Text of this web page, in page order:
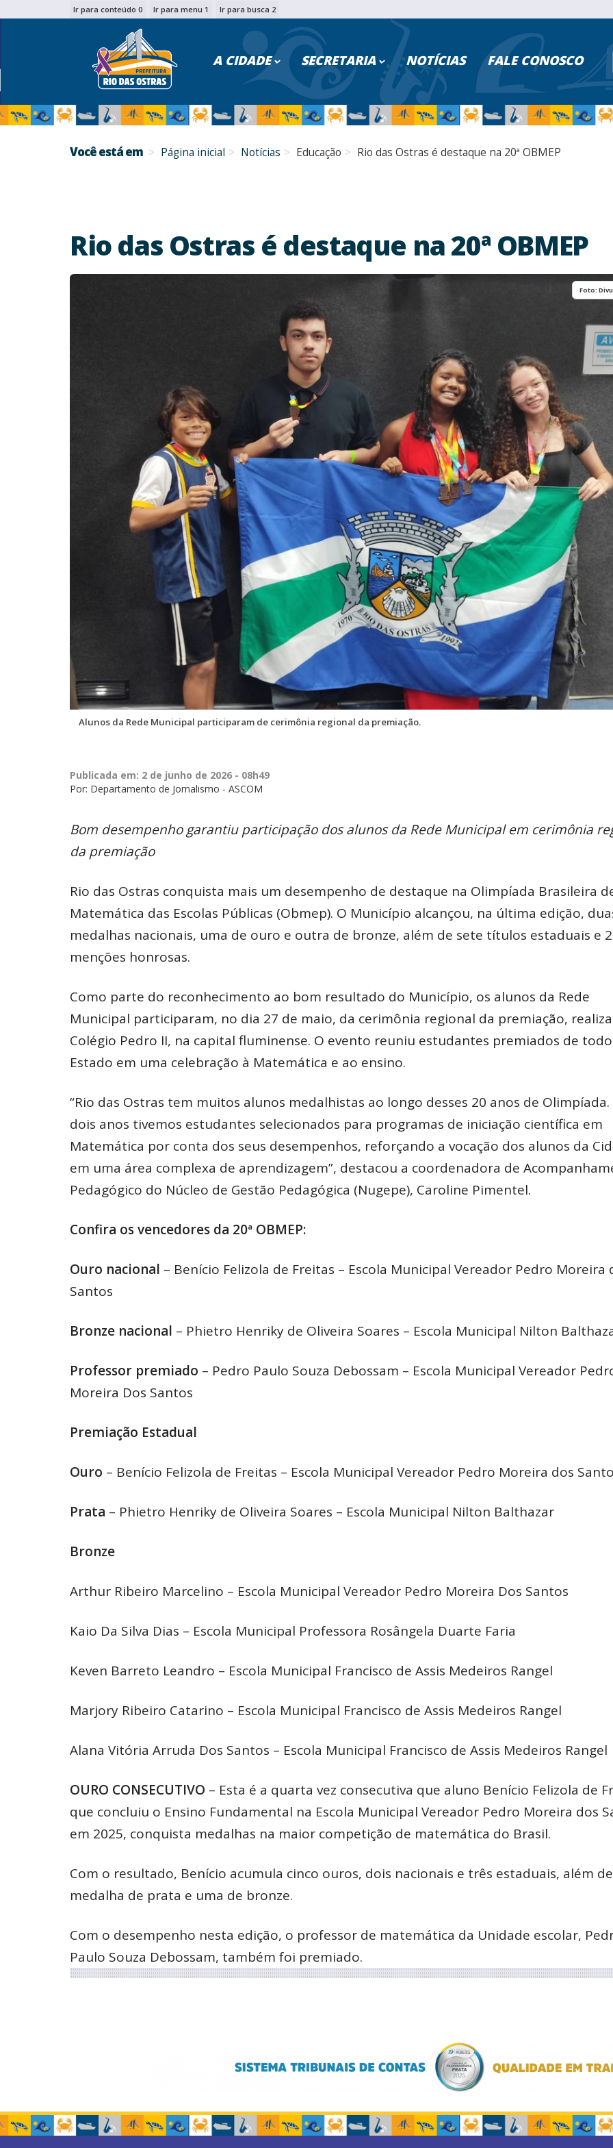
Ir para conteúdo 0 Ir para menu 1 Ir para busca 2
A CIDADE
Poder Executivo
Cidadão
Serviços Digitais
Transparência
Dados Municipais
Leis e Códigos
Símbolos
Mapas Municipais
SECRETARIA
Turismo
Saúde
Segurança
Fazenda
Meio Ambiente
NOTÍCIAS FALE CONOSCO
PESQUISAR NO PORTAL
PESQUISAR
Você está em Página inicial Notícias Educação Rio das Ostras é destaque na 20ª OBMEP
Rio das Ostras é destaque na 20ª OBMEP
Foto:
Alunos da Rede Municipal participaram de cerimônia regional da premiação.
Publicada em: 2 de junho de 2026 - 08h49
Por: Departamento de Jornalismo - ASCOM
Bom desempenho garantiu participação dos alunos da Rede Municipal em cerimônia
da premiação
Rio das Ostras conquista mais um desempenho de destaque na Olimpíada Brasileira
Matemática das Escolas Públicas (Obmep). O Município alcançou, na última edição,
medalhas nacionais, uma de ouro e outra de bronze, além de sete títulos estaduais e
menções honrosas.
Como parte do reconhecimento ao bom resultado do Município, os alunos da Rede
Municipal participaram, no dia 27 de maio, da cerimônia regional da premiação,
Colégio Pedro II, na capital fluminense. O evento reuniu estudantes premiados de
Estado em uma celebração à Matemática e ao ensino.
“Rio das Ostras tem muitos alunos medalhistas ao longo desses 20 anos de
dois anos tivemos estudantes selecionados para programas de iniciação científica em
Matemática por conta dos seus desempenhos, reforçando a vocação dos alunos da
em uma área complexa de aprendizagem”, destacou a coordenadora de
Pedagógico do Núcleo de Gestão Pedagógica (Nugepe), Caroline Pimentel.
Confira os vencedores da 20ª OBMEP:
Ouro nacional – Benício Felizola de Freitas – Escola Municipal Vereador Pedro Moreira
Santos
Bronze nacional – Phietro Henriky de Oliveira Soares – Escola Municipal Nilton
Professor premiado – Pedro Paulo Souza Debossam – Escola Municipal Vereador
Moreira Dos Santos
Premiação Estadual
Ouro – Benício Felizola de Freitas – Escola Municipal Vereador Pedro Moreira dos
Prata – Phietro Henriky de Oliveira Soares – Escola Municipal Nilton Balthazar
Bronze
Arthur Ribeiro Marcelino – Escola Municipal Vereador Pedro Moreira Dos Santos
Kaio Da Silva Dias – Escola Municipal Professora Rosângela Duarte Faria
Keven Barreto Leandro – Escola Municipal Francisco de Assis Medeiros Rangel
Marjory Ribeiro Catarino – Escola Municipal Francisco de Assis Medeiros Rangel
Alana Vitória Arruda Dos Santos – Escola Municipal Francisco de Assis Medeiros Rangel
OURO CONSECUTIVO – Esta é a quarta vez consecutiva que aluno Benício Felizola de
que concluiu o Ensino Fundamental na Escola Municipal Vereador Pedro Moreira dos
em 2025, conquista medalhas na maior competição de matemática do Brasil.
Com o resultado, Benício acumula cinco ouros, dois nacionais e três estaduais, além
medalha de prata e uma de bronze.
Com o desempenho nesta edição, o professor de matemática da Unidade escolar,
Paulo Souza Debossam, também foi premiado.